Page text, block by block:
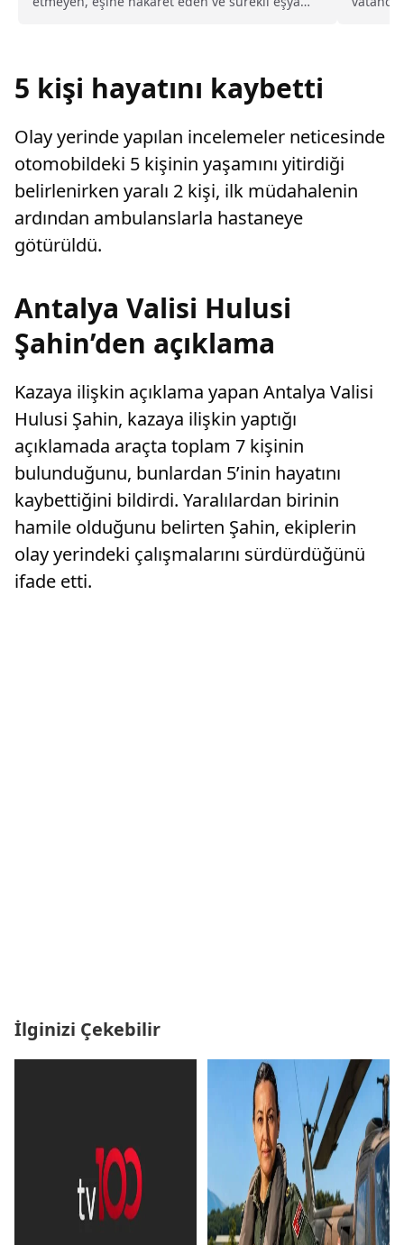
5 kişi hayatını kaybetti
Olay yerinde yapılan incelemeler neticesinde
otomobildeki 5 kişinin yaşamını yitirdiği
belirlenirken yaralı 2 kişi, ilk müdahalenin
ardından ambulanslarla hastaneye
götürüldü.
Antalya Valisi Hulusi
Şahin’den açıklama
Kazaya ilişkin açıklama yapan Antalya Valisi
Hulusi Şahin, kazaya ilişkin yaptığı
açıklamada araçta toplam 7 kişinin
bulunduğunu, bunlardan 5’inin hayatını
kaybettiğini bildirdi. Yaralılardan birinin
hamile olduğunu belirten Şahin, ekiplerin
olay yerindeki çalışmalarını sürdürdüğünü
ifade etti.
İlginizi Çekebilir